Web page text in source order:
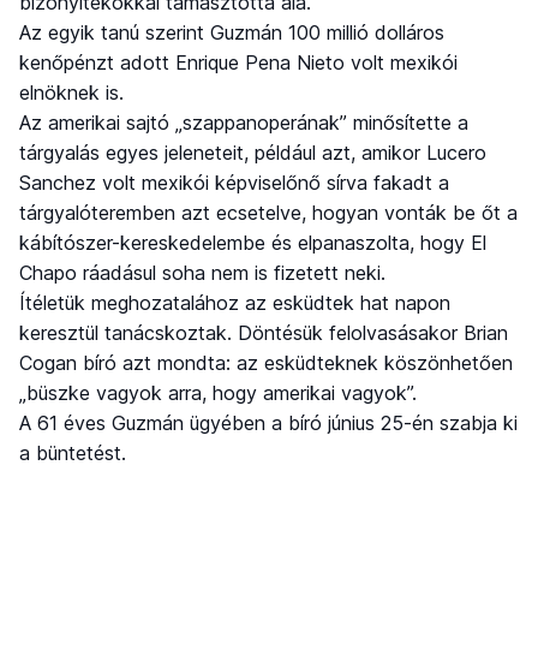
Az egyik tanú szerint Guzmán 100 millió dolláros
kenőpénzt adott Enrique Pena Nieto volt mexikói
elnöknek is.
Az amerikai sajtó „szappanoperának” minősítette a
tárgyalás egyes jeleneteit, például azt, amikor Lucero
Sanchez volt mexikói képviselőnő sírva fakadt a
tárgyalóteremben azt ecsetelve, hogyan vonták be őt a
kábítószer-kereskedelembe és elpanaszolta, hogy El
Chapo ráadásul soha nem is fizetett neki.
Ítéletük meghozatalához az esküdtek hat napon
keresztül tanácskoztak. Döntésük felolvasásakor Brian
Cogan bíró azt mondta: az esküdteknek köszönhetően
„büszke vagyok arra, hogy amerikai vagyok”.
A 61 éves Guzmán ügyében a bíró június 25-én szabja ki
a büntetést.